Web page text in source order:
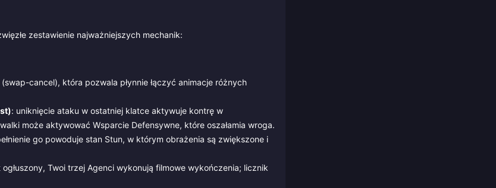
zestawienie najważniejszych mechanik:
cancel), która pozwala płynnie łączyć animacje różnych
: uniknięcie ataku w ostatniej klatce aktywuje kontrę w
może aktywować Wsparcie Defensywne, które oszałamia wroga.
go powoduje stan Stun, w którym obrażenia są zwiększone i
Twoi trzej Agenci wykonują filmowe wykończenia; licznik